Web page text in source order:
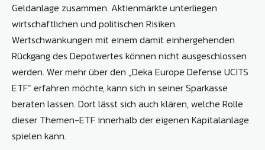
Geldanlage zusammen. Aktienmärkte unterliegen
wirtschaftlichen und politischen Risiken.
Wertschwankungen mit einem damit einhergehenden
Rückgang des Depotwertes können nicht ausgeschlossen
werden. Wer mehr über den „Deka Europe Defense UCITS
ETF“ erfahren möchte, kann sich in seiner Sparkasse
beraten lassen. Dort lässt sich auch klären, welche Rolle
dieser Themen-ETF innerhalb der eigenen Kapitalanlage
spielen kann.